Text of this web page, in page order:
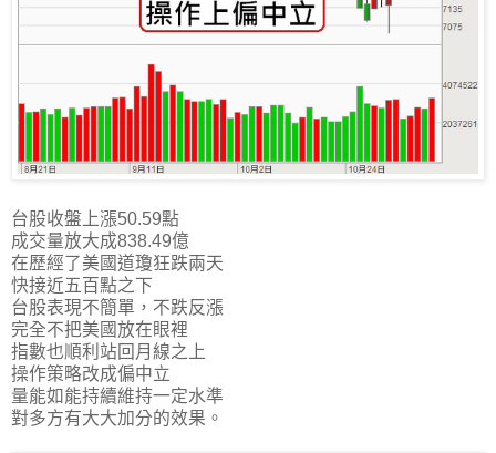
台股收盤上漲50.59點
成交量放大成838.49億
在歷經了美國道瓊狂跌兩天
快接近五百點之下
台股表現不簡單，不跌反漲
完全不把美國放在眼裡
指數也順利站回月線之上
操作策略改成偏中立
量能如能持續維持一定水準
對多方有大大加分的效果。